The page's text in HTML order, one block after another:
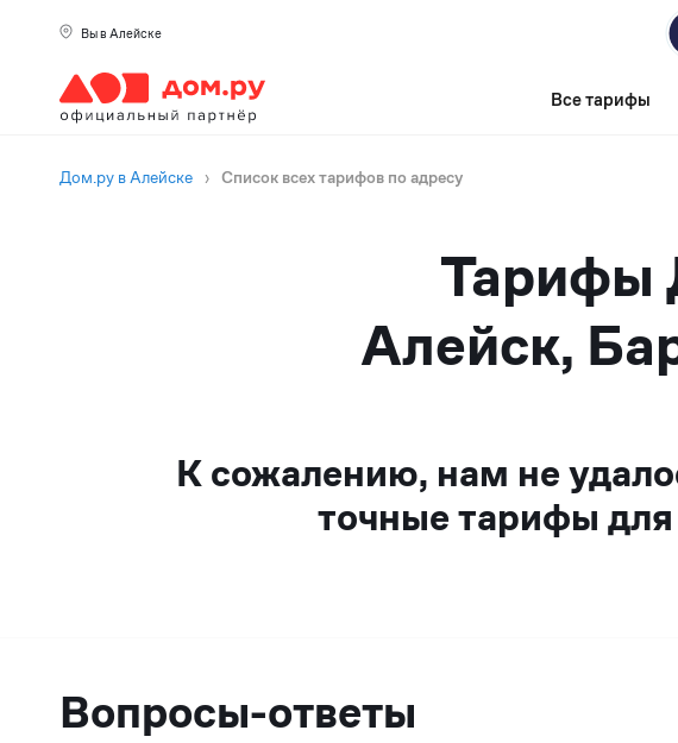
Вы в Алейске
Все тарифы
Дом.ру в Алейске › Список всех тарифов по адресу
Тарифы
Алейск,
К сожалению, нам не
точные тарифы для
Вопросы-ответы